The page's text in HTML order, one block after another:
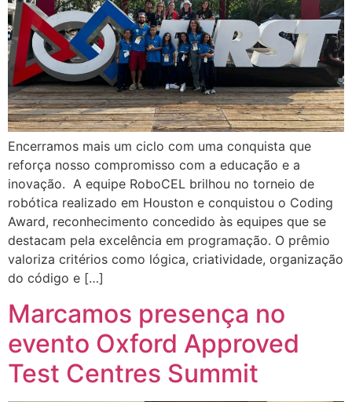
Encerramos mais um ciclo com uma conquista que
reforça nosso compromisso com a educação e a
inovação. A equipe RoboCEL brilhou no torneio de
robótica realizado em Houston e conquistou o Coding
Award, reconhecimento concedido às equipes que se
destacam pela excelência em programação. O prêmio
valoriza critérios como lógica, criatividade, organização
do código e […]
Marcamos presença no
evento Oxford Approved
Test Centres Summit